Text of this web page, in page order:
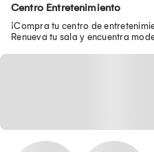
Centro Entretenimiento
¡Compra tu centro de
Renueva tu sala y encuentra